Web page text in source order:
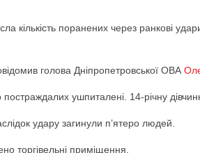
кількість поранених через ранкові
голова Дніпропетровської ОВА
ушпиталені. 14-річну
удару загинули п’ятеро людей.
торгівельні приміщення.